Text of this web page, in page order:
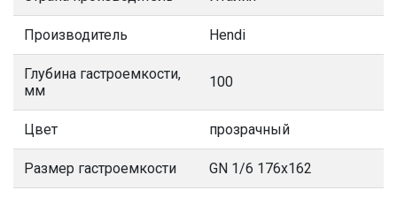
Производитель Hendi
Глубина гастроемкости,
мм
100
Цвет прозрачный
Размер гастроемкости GN 1/6 176x162